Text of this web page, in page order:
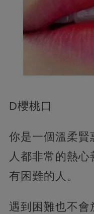
D櫻桃口
你是一個溫柔賢
人都非常的熱
有困難的人。
遇到困難也不會